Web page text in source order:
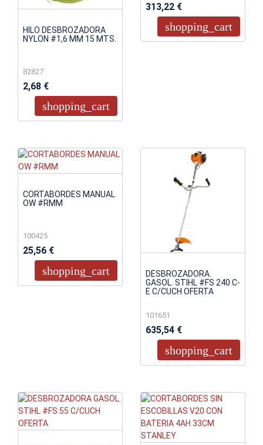
HILO DESBROZADORA
NYLON #1,6 MM 15 MTS.
82827
2,68 €
shopping_cart
313,22 €
shopping_cart
CORTABORDES MANUAL
OW #RMM
100425
25,56 €
shopping_cart
DESBROZADORA.
GASOL. STIHL #FS 240 C-
E C/CUCH OFERTA
101651
635,54 €
shopping_cart